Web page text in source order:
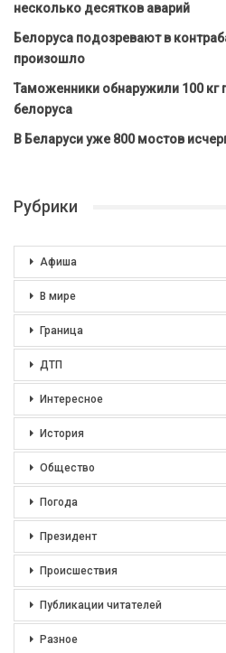
несколько десятков аварий
Белоруса подозревают в
произошло
Таможенники обнаружили 100 кг
белоруса
В Беларуси уже 800 мостов
Рубрики
Афиша
В мире
Граница
ДТП
Интересное
История
Общество
Погода
Президент
Происшествия
Публикации читателей
Разное